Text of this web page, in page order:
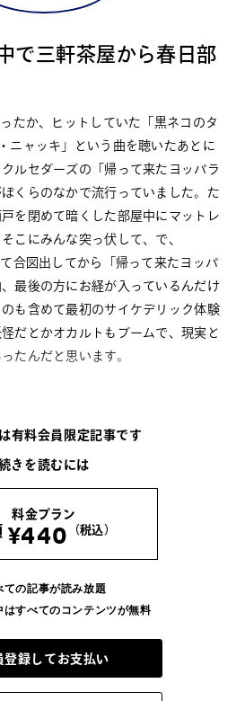
で三軒茶屋から春日部
たか、ヒットしていた「黒ネコのタ
ニャッキ」という曲を聴いたあとに
ルセダーズの「帰って来たヨッパラ
くらのなかで流行っていました。た
を閉めて暗くした部屋中にマットレ
こにみんな突っ伏して、で、
合図出してから「帰って来たヨッパ
最後の方にお経が入っているんだけ
も含めて最初のサイケデリック体験
だとかオカルトもブームで、現実と
たんだと思います。
有料会員限定記事です
きを読むには
料金プラン
¥440 （税込）
ての記事が読み放題
はすべてのコンテンツが無料
登録してお支払い
脳内インデックス。
ッカー
、「Tシャツって人生だ」。
のTシャツ